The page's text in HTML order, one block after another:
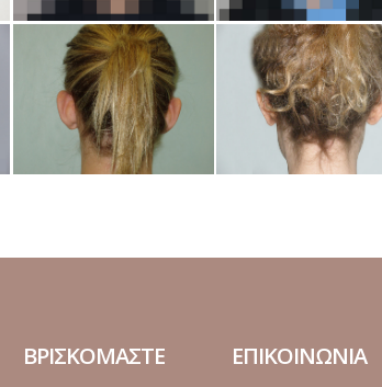
ΒΡΙΣΚΟΜΑΣΤΕ ΕΠΙΚΟΙΝΩΝΙΑ